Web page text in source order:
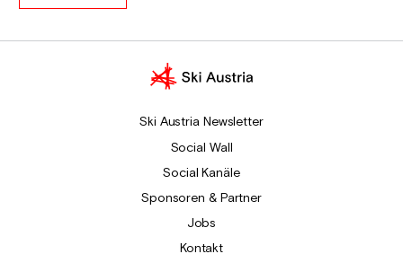
Ski Austria Newsletter
Social Wall
Social Kanäle
Sponsoren & Partner
Jobs
Kontakt